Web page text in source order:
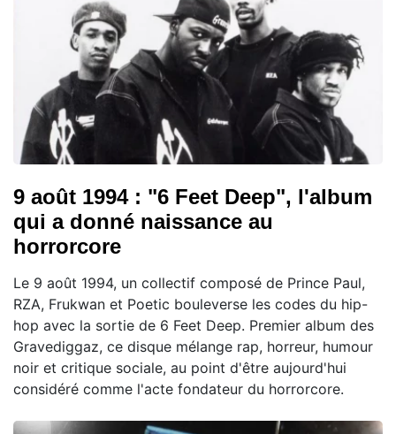
9 août 1994 : "6 Feet Deep", l'album
qui a donné naissance au
horrorcore
Le 9 août 1994, un collectif composé de Prince Paul,
RZA, Frukwan et Poetic bouleverse les codes du hip-
hop avec la sortie de 6 Feet Deep. Premier album des
Gravediggaz, ce disque mélange rap, horreur, humour
noir et critique sociale, au point d'être aujourd'hui
considéré comme l'acte fondateur du horrorcore.